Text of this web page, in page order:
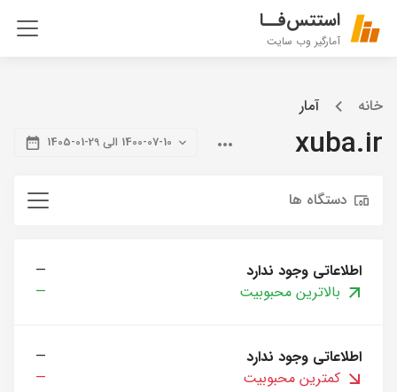
استتس‌فــا
آمارگیر وب سایت
خانه آمار
xuba.ir 1400-07-10 الی 29-01-1405
دستگاه ها
اطلاعاتی وجود ندارد
—
بالاترین محبوبیت
—
اطلاعاتی وجود ندارد
—
کمترین محبوبیت
—